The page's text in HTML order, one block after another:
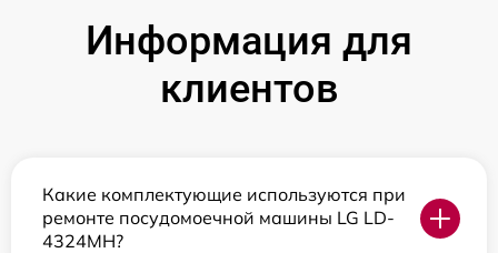
Информация для
клиентов
Какие комплектующие используются при
ремонте посудомоечной машины LG LD-
4324MH?